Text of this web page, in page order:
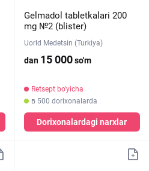
Gelmadol tabletkalari 200
mg №2 (blister)
Uorld Medetsin (Turkiya)
dan 15 000so'm
Retsept bo'yicha
в 500 dorixonalarda
Dorixonalardagi narxlar